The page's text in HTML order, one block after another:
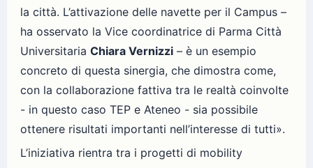
la città. L’attivazione delle navette per il Campus –
ha osservato la Vice coordinatrice di Parma Città
Universitaria Chiara Vernizzi – è un esempio
concreto di questa sinergia, che dimostra come,
con la collaborazione fattiva tra le realtà coinvolte
- in questo caso TEP e Ateneo - sia possibile
ottenere risultati importanti nell’interesse di tutti».
L’iniziativa rientra tra i progetti di mobility